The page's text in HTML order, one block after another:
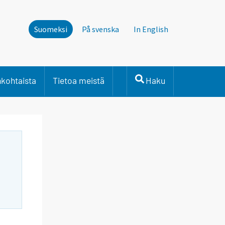
Suomeksi På svenska In English
Tietoa meistä Haku